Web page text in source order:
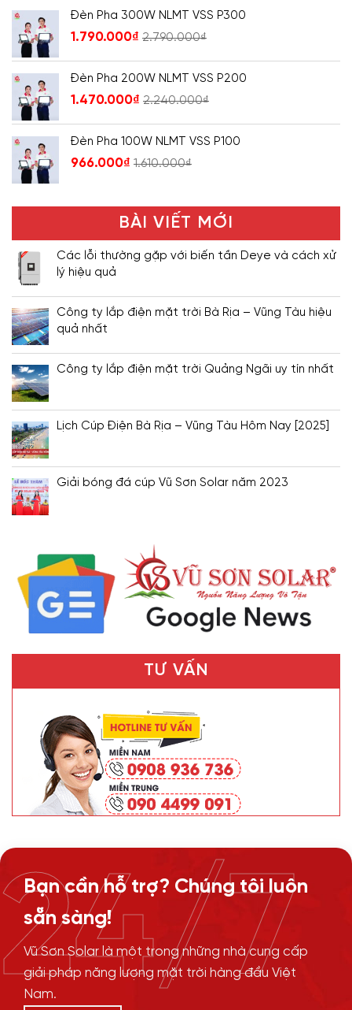
Đèn Pha 300W NLMT VSS P300
1.790.000₫ 2.790.000₫
Đèn Pha 200W NLMT VSS P200
1.470.000₫ 2.240.000₫
Đèn Pha 100W NLMT VSS P100
966.000₫ 1.610.000₫
BÀI VIẾT MỚI
Các lỗi thường gặp với biến tần Deye và cách xử
lý hiệu quả
Công ty lắp điện mặt trời Bà Rịa – Vũng Tàu hiệu
quả nhất
Công ty lắp điện mặt trời Quảng Ngãi uy tín nhất
Lịch Cúp Điện Bà Rịa – Vũng Tàu Hôm Nay [2025]
Giải bóng đá cúp Vũ Sơn Solar năm 2023
TƯ VẤN
Bạn cần hỗ trợ? Chúng tôi luôn
sẵn sàng!
Vũ Sơn Solar là một trong những nhà cung cấp
giải pháp năng lượng mặt trời hàng đầu Việt
Nam.
24/7